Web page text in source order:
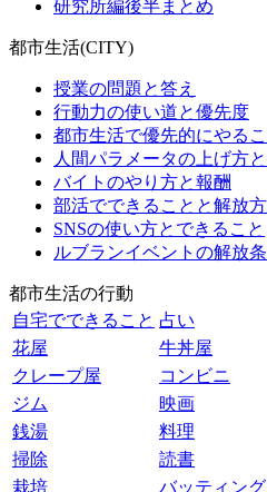
研究所編後半まとめ
都市生活(CITY)
授業の問題と答え
行動力の使い道と優先度
都市生活で優先的にやる
人間パラメータの上げ方
バイトのやり方と報酬
部活でできることと解放
SNSの使い方とできること
ルブランイベントの解放
都市生活の行動
自宅でできること 占い
花屋
牛丼屋
クレープ屋
コンビニ
ジム
映画
銭湯
料理
掃除
読書
栽培
バッティン